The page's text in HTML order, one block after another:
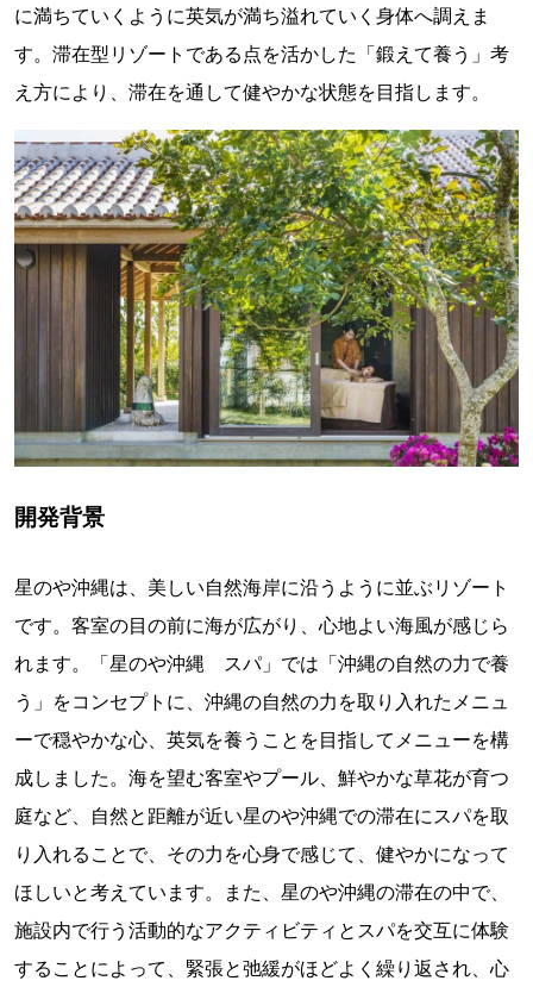
に満ちていくように英気が満ち溢れていく身体へ調えま
す。滞在型リゾートである点を活かした「鍛えて養う」考
え方により、滞在を通して健やかな状態を目指します。
開発背景
星のや沖縄は、美しい自然海岸に沿うように並ぶリゾート
です。客室の目の前に海が広がり、心地よい海風が感じら
れます。「星のや沖縄 スパ」では「沖縄の自然の力で養
う」をコンセプトに、沖縄の自然の力を取り入れたメニュ
ーで穏やかな心、英気を養うことを目指してメニューを構
成しました。海を望む客室やプール、鮮やかな草花が育つ
庭など、自然と距離が近い星のや沖縄での滞在にスパを取
り入れることで、その力を心身で感じて、健やかになって
ほしいと考えています。また、星のや沖縄の滞在の中で、
施設内で行う活動的なアクティビティとスパを交互に体験
することによって、緊張と弛緩がほどよく繰り返され、心